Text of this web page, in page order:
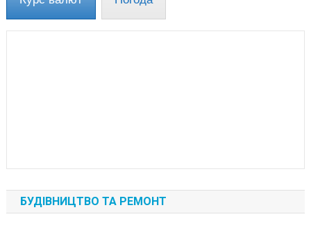
БУДІВНИЦТВО ТА РЕМОНТ